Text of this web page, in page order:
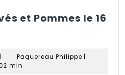
et Pommes le 16
15
Paquereau PhilippePaquereau
min